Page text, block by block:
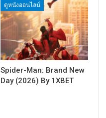
ดูหนังออนไลน์
Spider-Man: Brand New
Day (2026) By 1XBET